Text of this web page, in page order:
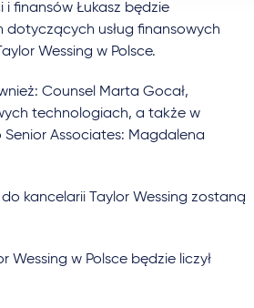
finansów Łukasz będzie
dotyczących usług finansowych
Wessing w Polsce.
Counsel Marta Gocał,
technologiach, a także w
Associates: Magdalena
kancelarii Taylor Wessing zostaną
Wessing w Polsce będzie liczył